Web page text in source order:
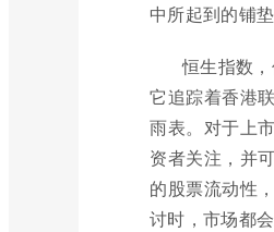
中所起到的铺垫
恒生指数
它追踪着香港
雨表。对于上
资者关注，并
的股票流动性
讨时，市场都